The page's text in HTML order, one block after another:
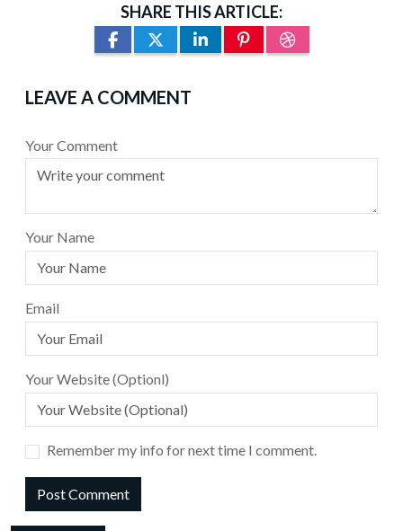
SHARE THIS ARTICLE:
LEAVE A COMMENT
Your Comment
Your Name
Email
Your Website (Optionl)
Remember my info for next time I comment.